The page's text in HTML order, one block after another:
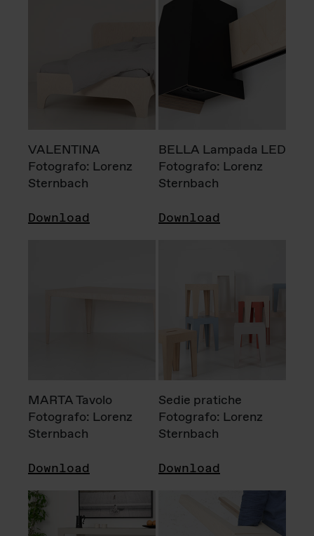
VALENTINA
Fotografo: Lorenz
Sternbach
Download
BELLA Lampada LED
Fotografo: Lorenz
Sternbach
Download
MARTA Tavolo
Fotografo: Lorenz
Sternbach
Download
Sedie pratiche
Fotografo: Lorenz
Sternbach
Download